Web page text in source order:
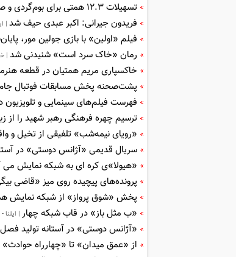
تسهیلات ۱۲.۳ همتی برای بوم‌گردی و صنایع‌دستی در سال ۱۴۰۵/ تمجید از استاندار خوزستان
فریدون جیرانی: اکبر عبدی حیف شد |
فیلم «اولین» با بازی جولین مور،
رمان «خاک سرد است» شنیدنی شد |
خاکسپاری مریم همتیان در قطعه
پشت‌صحنه پخش مسابقات فوتبال جام جهانی سال
فهرست فیلم‌های سینمایی و تلویزیون
ترسیم چهره فرهنگی رهبر شهید را از
«رویای نیمه‌شب» تلفیقی از تخیل و
سریال قدیمی «آژانس دوستی» در
«هیولا»ی کره ای به شبکه نمایش می
پرونده‌های پیچیده روی میز «قاضی
پخش «شوق پرواز» از شبکه نمایش
«ب مثل باز» در قاب شبکه چهار |
«آژانس دوستی» در آستانه تولید
از «عمق میدان» تا «چهارراه حوادث»